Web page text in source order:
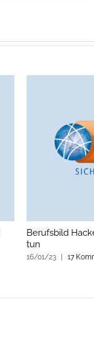
Berufsbild
tun
16/01/23 17